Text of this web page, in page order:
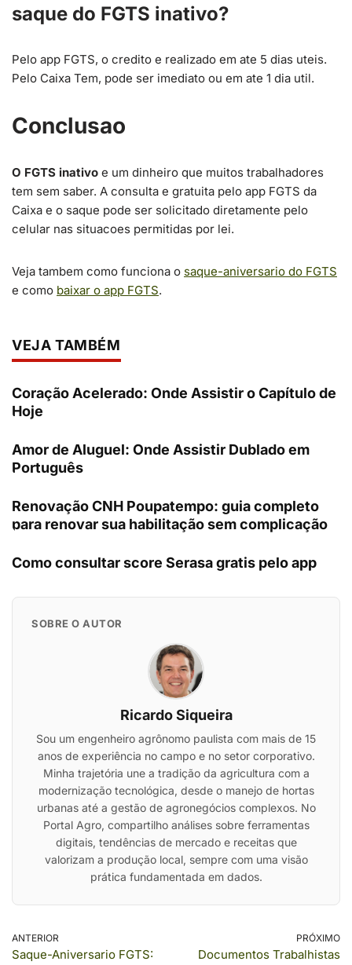
saque do FGTS inativo?
Pelo app FGTS, o credito e realizado em ate 5 dias uteis.
Pelo Caixa Tem, pode ser imediato ou em ate 1 dia util.
Conclusao
O FGTS inativo e um dinheiro que muitos trabalhadores
tem sem saber. A consulta e gratuita pelo app FGTS da
Caixa e o saque pode ser solicitado diretamente pelo
celular nas situacoes permitidas por lei.
Veja tambem como funciona o saque-aniversario do FGTS
e como baixar o app FGTS.
VEJA TAMBÉM
Coração Acelerado: Onde Assistir o Capítulo de
Hoje
Amor de Aluguel: Onde Assistir Dublado em
Português
Renovação CNH Poupatempo: guia completo
para renovar sua habilitação sem complicação
Como consultar score Serasa gratis pelo app
SOBRE O AUTOR
Ricardo Siqueira
Sou um engenheiro agrônomo paulista com mais de 15
anos de experiência no campo e no setor corporativo.
Minha trajetória une a tradição da agricultura com a
modernização tecnológica, desde o manejo de hortas
urbanas até a gestão de agronegócios complexos. No
Portal Agro, compartilho análises sobre ferramentas
digitais, tendências de mercado e receitas que
valorizam a produção local, sempre com uma visão
prática fundamentada em dados.
ANTERIOR
Saque-Aniversario FGTS:
PRÓXIMO
Documentos Trabalhistas